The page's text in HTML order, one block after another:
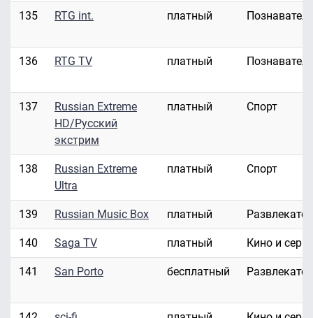
135 RTG int. платный
136 RTG TV платный
137
Russian Extreme
HD/Русский
экстрим
платный Спорт
138
Russian Extreme
Ultra
платный Спорт
139 Russian Music Box платный
140 Saga TV платный Кино и
141 San Porto бесплатный